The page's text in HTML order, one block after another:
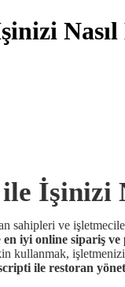
İşinizi
sahipleri ve
en iyi online sipariş
kullanmak,
ile restoran